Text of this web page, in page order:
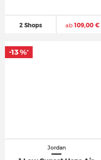
2 Shops ab109,00 €
Jordan
-13 %*